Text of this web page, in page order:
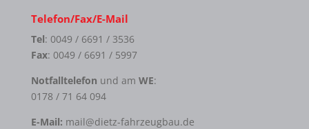
Telefon/Fax/E-Mail
Tel: 0049 / 6691 / 3536
Fax: 0049 / 6691 / 5997
Notfalltelefon und am WE:
0178 / 71 64 094
E-Mail: mail@dietz-fahrzeugbau.de